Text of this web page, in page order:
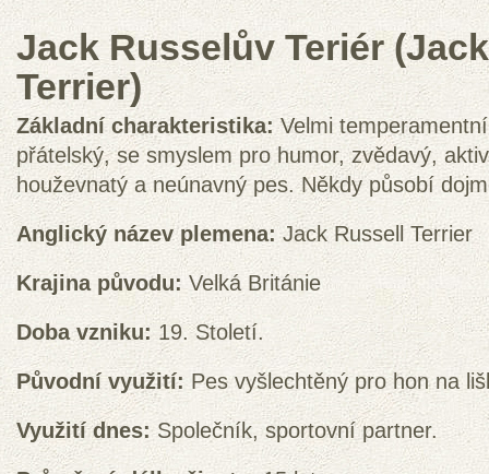
Jack Russelův Teriér
Terrier)
Základní charakteristika: Velmi
přátelský, se smyslem pro humor, zvědavý,
houževnatý a neúnavný pes. Někdy působí
Anglický název plemena: Jack Russell Terrier
Krajina původu:Velká Británie
Doba vzniku: 19. Století.
Původní využití: Pes vyšlechtěný pro hon na
Využití dnes:Společník, sportovní partner.